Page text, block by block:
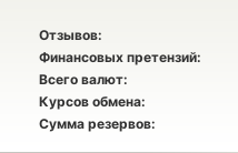
Отзывов:
Финансовых претензий:
Всего валют:
Курсов обмена:
Сумма резервов: